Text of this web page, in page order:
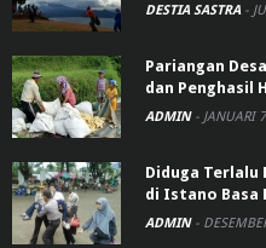
DESTIA SASTRA -
Pariangan
dan Penghasil
ADMIN - JANUARI
Diduga Terlalu
di Istano Basa
ADMIN -